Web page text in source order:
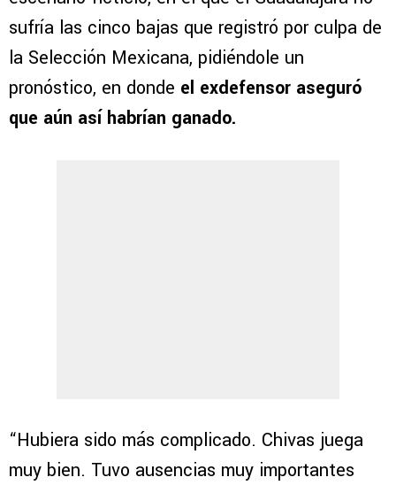
sufría las cinco bajas que registró por culpa de
la Selección Mexicana, pidiéndole un
pronóstico, en donde el exdefensor aseguró
que aún así habrían ganado.
“Hubiera sido más complicado. Chivas juega
muy bien. Tuvo ausencias muy importantes